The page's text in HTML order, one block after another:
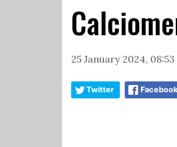
25 January 2024, 08:53
Twitter Facebook